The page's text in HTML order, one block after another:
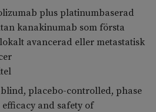
plus platinumbaserad
kanakinumab som första
avancerad eller metastatisk
placebo-controlled, phase
and safety of